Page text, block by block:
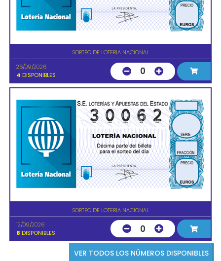
SORTEO DE LOTERIA NACIONAL
26/09/2026
4 DISPONIBLES 0
SORTEO DE LOTERIA NACIONAL
12/09/2026
8 DISPONIBLES 0
VER TODOS LOS NÚMEROS DISPONIBLES